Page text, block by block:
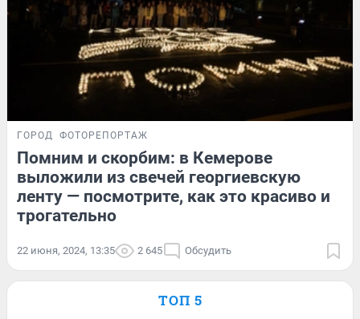
ГОРОД ФОТОРЕПОРТАЖ
Помним и скорбим: в Кемерове
выложили из свечей георгиевскую
ленту — посмотрите, как это красиво и
трогательно
22 июня, 2024, 13:35 2 645 Обсудить
ТОП 5